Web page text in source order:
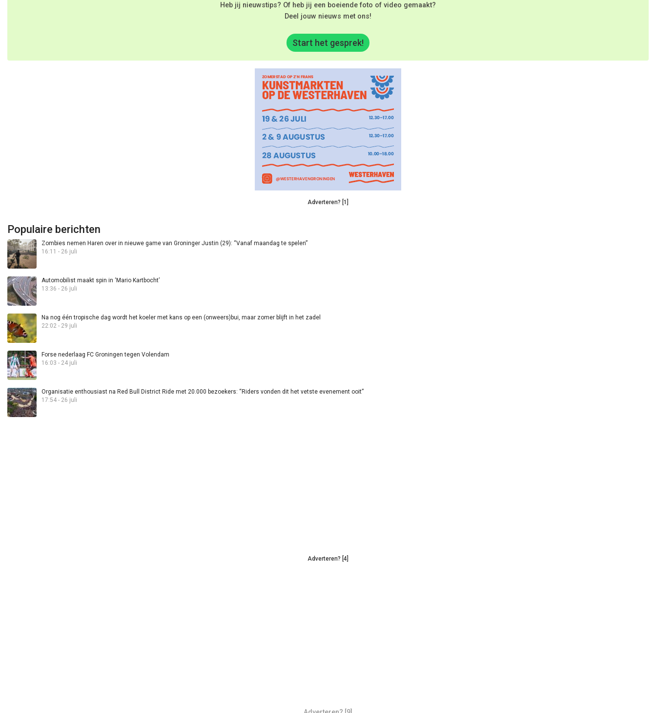
Heb jij nieuwstips? Of heb jij een boeiende foto of video gemaakt?
Deel jouw nieuws met ons!
Start het gesprek!
Adverteren? [1]
Populaire berichten
Zombies nemen Haren over in nieuwe game van Groninger Justin (29): “Vanaf maandag te spelen”
16:11 - 26 juli
Automobilist maakt spin in ‘Mario Kartbocht’
13:36 - 26 juli
Na nog één tropische dag wordt het koeler met kans op een (onweers)bui, maar zomer blijft in het zadel
22:02 - 29 juli
Forse nederlaag FC Groningen tegen Volendam
16:03 - 24 juli
Organisatie enthousiast na Red Bull District Ride met 20.000 bezoekers: “Riders vonden dit het vetste evenement ooit”
17:54 - 26 juli
Adverteren? [4]